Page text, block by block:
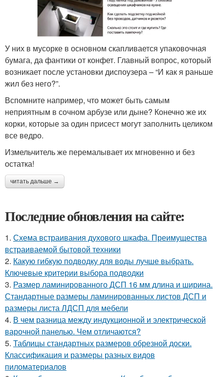
У них в мусорке в основном скапливается упаковочная
бумага, да фантики от конфет. Главный вопрос, который
возникает после установки диспоузера – “И как я раньше
жил без него?”.
Вспомните например, что может быть самым
неприятным в сочном арбузе или дыне? Конечно же их
корки, которые за один присест могут заполнить целиком
все ведро.
Измельчитель же перемалывает их мгновенно и без
остатка!
читать дальше →
Последние обновления на сайте:
1. Схема встраивания духового шкафа. Преимущества
встраиваемой бытовой техники
2. Какую гибкую подводку для воды лучше выбрать.
Ключевые критерии выбора подводки
3. Размер ламинированного ДСП 16 мм длина и ширина.
Стандартные размеры ламинированных листов ДСП и
размеры листа ЛДСП для мебели
4. В чем разница между индукционной и электрической
варочной панелью. Чем отличаются?
5. Таблицы стандартных размеров обрезной доски.
Классификация и размеры разных видов
пиломатериалов